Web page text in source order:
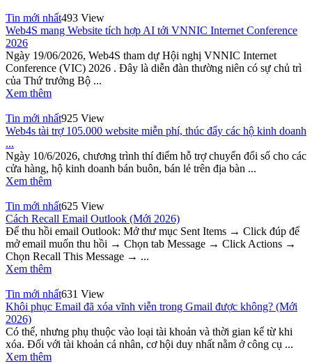
Tin mới nhất493 View
Web4S mang Website tích hợp AI tới VNNIC Internet Conference
2026
Ngày 19/06/2026, Web4S tham dự Hội nghị VNNIC Internet
Conference (VIC) 2026 . Đây là diễn đàn thường niên có sự chủ trì
của Thứ trưởng Bộ ...
Xem thêm
Tin mới nhất925 View
Web4s tài trợ 105.000 website miễn phí, thúc đẩy các hộ kinh doanh
...
Ngày 10/6/2026, chương trình thí điểm hỗ trợ chuyển đổi số cho các
cửa hàng, hộ kinh doanh bán buôn, bán lẻ trên địa bàn ...
Xem thêm
Tin mới nhất625 View
Cách Recall Email Outlook (Mới 2026)
Để thu hồi email Outlook: Mở thư mục Sent Items → Click đúp để
mở email muốn thu hồi → Chọn tab Message → Click Actions →
Chọn Recall This Message → ...
Xem thêm
Tin mới nhất631 View
Khôi phục Email đã xóa vĩnh viễn trong Gmail được không? (Mới
2026)
Có thể, nhưng phụ thuộc vào loại tài khoản và thời gian kể từ khi
xóa. Đối với tài khoản cá nhân, cơ hội duy nhất nằm ở công cụ ...
Xem thêm